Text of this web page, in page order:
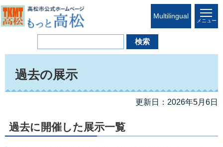
Multilingual
メニュー
過去の展示
更新日：2026年5月6日
過去に開催した展示一覧